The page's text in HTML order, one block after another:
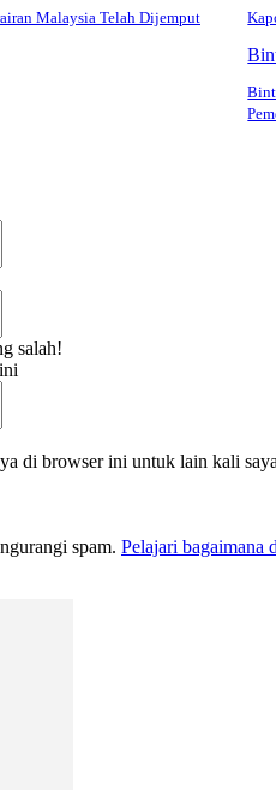
Malaysia Telah Dijemput
salah!
di browser ini untuk lain kali
spam. Pelajari bagaimana